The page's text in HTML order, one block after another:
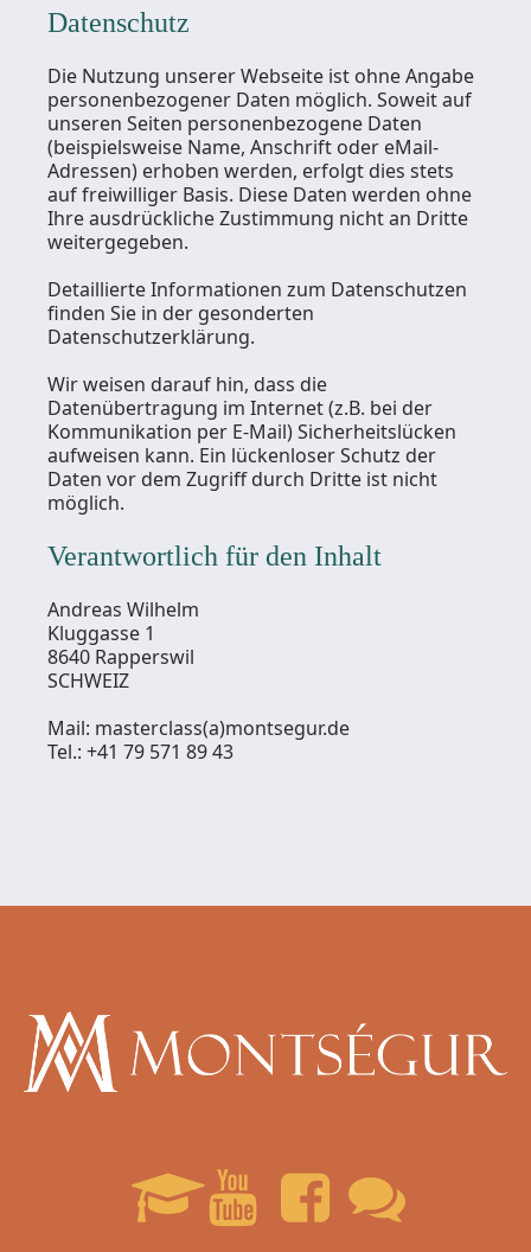
Datenschutz
Die Nutzung unserer Webseite ist ohne Angabe
personenbezogener Daten möglich. Soweit auf
unseren Seiten personenbezogene Daten
(beispielsweise Name, Anschrift oder eMail-
Adressen) erhoben werden, erfolgt dies stets
auf freiwilliger Basis. Diese Daten werden ohne
Ihre ausdrückliche Zustimmung nicht an Dritte
weitergegeben.
Detaillierte Informationen zum Datenschutzen
finden Sie in der gesonderten
Datenschutzerklärung.
Wir weisen darauf hin, dass die
Datenübertragung im Internet (z.B. bei der
Kommunikation per E-Mail) Sicherheitslücken
aufweisen kann. Ein lückenloser Schutz der
Daten vor dem Zugriff durch Dritte ist nicht
möglich.
Verantwortlich für den Inhalt
Andreas Wilhelm
Kluggasse 1
8640 Rapperswil
SCHWEIZ
Mail: masterclass(a)montsegur.de
Tel.: +41 79 571 89 43